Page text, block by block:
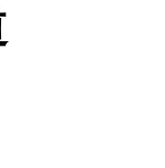
政治霸凌主义